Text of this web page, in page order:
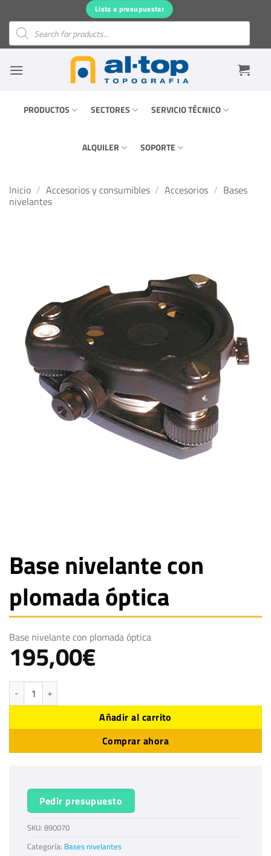
contenido
Lista a presupuestar
Búsqueda
productos
PRODUCTOS SECTORES SERVICIO TÉCNICO
ALQUILER SOPORTE
Inicio / Accesorios y consumibles / Accesorios / Bases
nivelantes
Base nivelante con
plomada óptica
Base nivelante con plomada óptica
195,00€
Base nivelante con plomada óptica cantidad
Añadir al carrito
Comprar ahora
Pedir presupuesto
SKU: 890070
Categoría: Bases nivelantes